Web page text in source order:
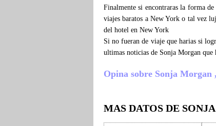
Finalmente si encontraras la forma de
viajes baratos a New York o tal vez
del hotel en New York
Si no fueran de viaje que harias si
ultimas noticias de Sonja Morgan que
Opina sobre Sonja Morgan
MAS DATOS DE